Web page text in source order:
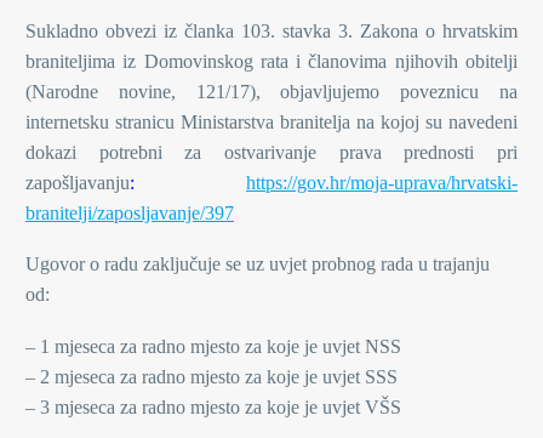
Sukladno obvezi iz članka 103. stavka 3. Zakona o hrvatskim
braniteljima iz Domovinskog rata i članovima njihovih obitelji
(Narodne novine, 121/17), objavljujemo poveznicu na
internetsku stranicu Ministarstva branitelja na kojoj su navedeni
dokazi potrebni za ostvarivanje prava prednosti pri
zapošljavanju: https://gov.hr/moja-uprava/hrvatski-
branitelji/zaposljavanje/397
Ugovor o radu zaključuje se uz uvjet probnog rada u trajanju
od:
– 1 mjeseca za radno mjesto za koje je uvjet NSS
– 2 mjeseca za radno mjesto za koje je uvjet SSS
– 3 mjeseca za radno mjesto za koje je uvjet VŠS